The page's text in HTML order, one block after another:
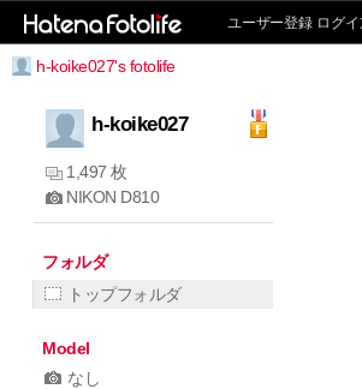
ユーザー登録 ログイ
h-koike027's fotolife
h-koike027
1,497 枚
NIKON D810
フォルダ
トップフォルダ
Model
なし